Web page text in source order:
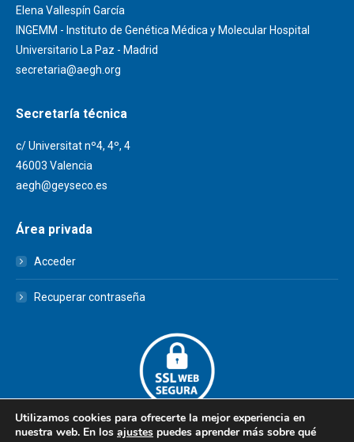
Elena Vallespín García
INGEMM - Instituto de Genética Médica y Molecular Hospital
Universitario La Paz - Madrid
secretaria@aegh.org
Secretaría técnica
c/ Universitat nº4, 4º, 4
46003 Valencia
aegh@geyseco.es
Área privada
Acceder
Recuperar contraseña
Utilizamos cookies para ofrecerte la mejor experiencia en
nuestra web. En los ajustes puedes aprender más sobre qué